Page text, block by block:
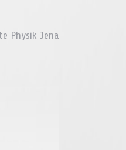
Physik Jena